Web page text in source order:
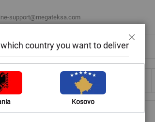
support@megateksa.com
Ndihmë & Këshilla
country you want to deliver
Kosovo